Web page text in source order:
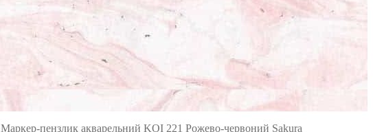
Маркер-пензлик акварельний KOI 221 Рожево-червоний Sakura